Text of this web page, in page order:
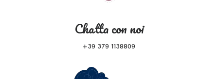
Chatta con noi
+39 379 1138809